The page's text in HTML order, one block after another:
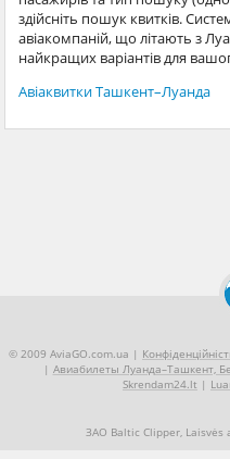
здійсніть пошук квитків.
авіакомпаній, що літають з
найкращих варіантів для
Авіаквитки Ташкент–Луанда
© 2009 AviaGO.com.ua |
| Авиабилеты Луанда–Ташкент,
Skrendam24.lt |
ЗАО Baltic Clipper, Laisvės